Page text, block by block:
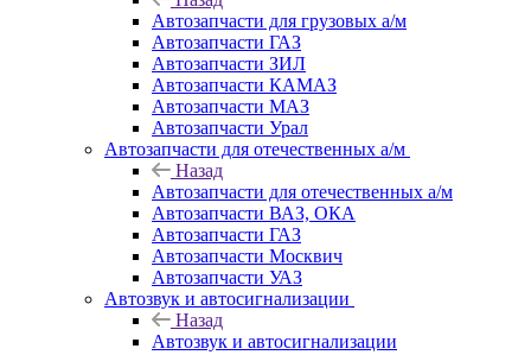
Автозапчасти для грузовых а/м
Автозапчасти ГАЗ
Автозапчасти ЗИЛ
Автозапчасти КАМАЗ
Автозапчасти МАЗ
Автозапчасти Урал
Автозапчасти для отечественных а/м
Назад
Автозапчасти для отечественных а/м
Автозапчасти ВАЗ, ОКА
Автозапчасти ГАЗ
Автозапчасти Москвич
Автозапчасти УАЗ
Автозвук и автосигнализации
Назад
Автозвук и автосигнализации